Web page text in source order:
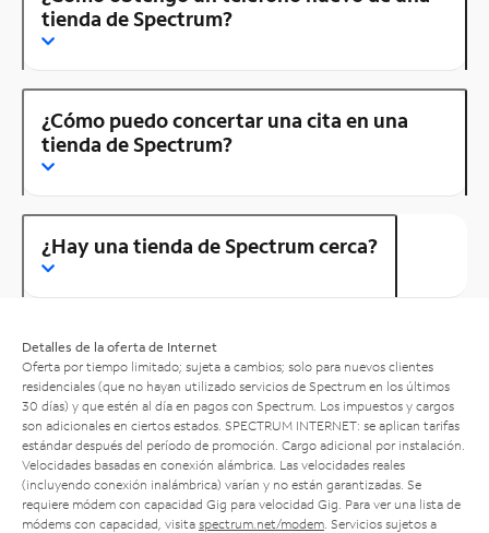
tienda de Spectrum?
¿Cómo puedo concertar una cita en una
tienda de Spectrum?
¿Hay una tienda de Spectrum cerca?
Detalles de la oferta de Internet
Oferta por tiempo limitado; sujeta a cambios; solo para nuevos clientes
residenciales (que no hayan utilizado servicios de Spectrum en los últimos
30 días) y que estén al día en pagos con Spectrum. Los impuestos y cargos
son adicionales en ciertos estados. SPECTRUM INTERNET: se aplican tarifas
estándar después del período de promoción. Cargo adicional por instalación.
Velocidades basadas en conexión alámbrica. Las velocidades reales
(incluyendo conexión inalámbrica) varían y no están garantizadas. Se
requiere módem con capacidad Gig para velocidad Gig. Para ver una lista de
módems con capacidad, visita spectrum.net/modem . Servicios sujetos a